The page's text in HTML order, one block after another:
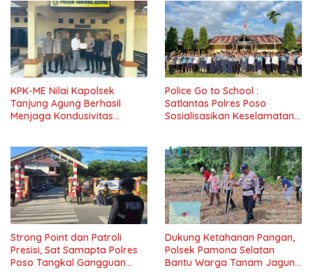
KPK-ME Nilai Kapolsek
Tanjung Agung Berhasil
Menjaga Kondusivitas
Police Go to School :
Satlantas Polres Poso
Sosialisasikan Keselamatan
Strong Point dan Patroli
Presisi, Sat Samapta Polres
Poso Tangkal Gangguan
Dukung Ketahanan Pangan,
Polsek Pamona Selatan
Bantu Warga Tanam Jagung